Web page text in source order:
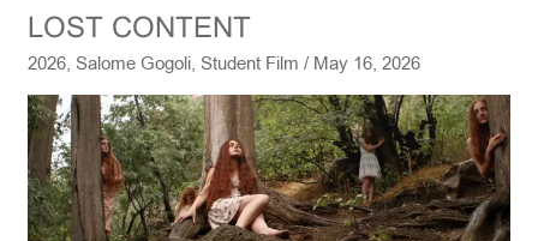
LOST CONTENT
2026, Salome Gogoli, Student Film / May 16, 2026
LOST
CONTENT